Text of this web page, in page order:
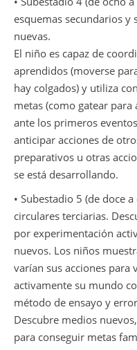
esquemas secundarios y
nuevas.
El niño es capaz de
aprendidos (moverse
hay colgados) y utiliza
metas (como gatear para
ante los primeros
anticipar acciones de
preparativos u otras
se está desarrollando.
• Subestadio 5 (de doce
circulares terciarias.
por experimentación
nuevos. Los niños
varían sus acciones para
activamente su mundo
método de ensayo y
Descubre medios
para conseguir metas